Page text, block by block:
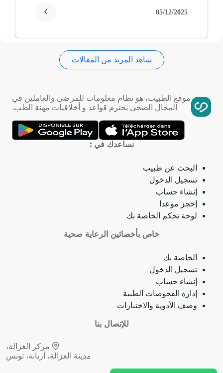
تمدد الأوعية الدموية
التهاب الحلق
ذبحة صدرية (مصطلح لاتيني)
فقدان الشهية
فقدان حاسة الشم
جمرة (أنثراكس)
لامبالاة
حبسة
05/12/2025
شاهد المزيد من المقالات
موقع الطبيب، هو نظام معلومات للمرضى والعاملين في
المجال الصحي يحترم قواعد و أخلاقيات مهنة الطب.
نساعدك في :
البحث عن طبيب
تسجيل الدخول
إنشاء حساب
إحجز موعدا
لوحة تحكم الخاصة بك
خاص بأخصائين الرعاية صحية
الخاصة بك
تسجيل الدخول
إنشاء حساب
إدارة الفحوصات الطبية
وصف الأدوية والاختبارات
للإتصال بنا
مركز الغزالة،
مدينة الغزالة، أريانة، تونس